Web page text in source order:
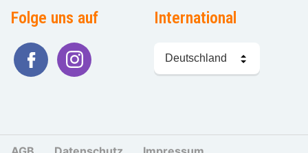
Folge uns auf International
wählen